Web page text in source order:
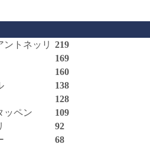
ントネッリ 219
169
160
138
128
ッペン
109
92
68